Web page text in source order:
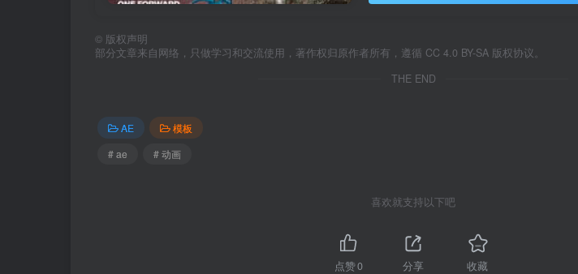
© 版权声明
部分文章来自网络，只做学习和交流使用，著作权归原作者所有，遵循 CC 4.0 BY-SA 版权协议。
THE END
AE
模板
# ae
# 动画
喜欢就支持以下吧
点赞0 分享 收藏